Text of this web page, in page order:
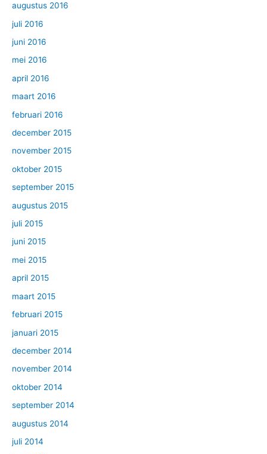
augustus 2016
juli 2016
juni 2016
mei 2016
april 2016
maart 2016
februari 2016
december 2015
november 2015
oktober 2015
september 2015
augustus 2015
juli 2015
juni 2015
mei 2015
april 2015
maart 2015
februari 2015
januari 2015
december 2014
november 2014
oktober 2014
september 2014
augustus 2014
juli 2014